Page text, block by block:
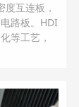
互连板，
路板。HDI
等工艺，